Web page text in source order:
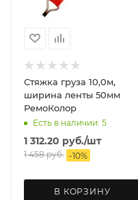
Стяжка груза 10,0м,
ширина ленты 50мм
РемоКолор
Есть в наличии: 5
1 312.20 руб./шт
1 458руб. -10%
В КОРЗИНУ